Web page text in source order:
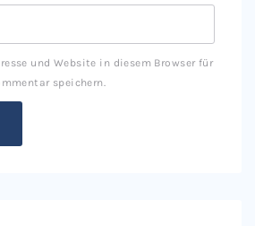
und Website in diesem Browser für
speichern.